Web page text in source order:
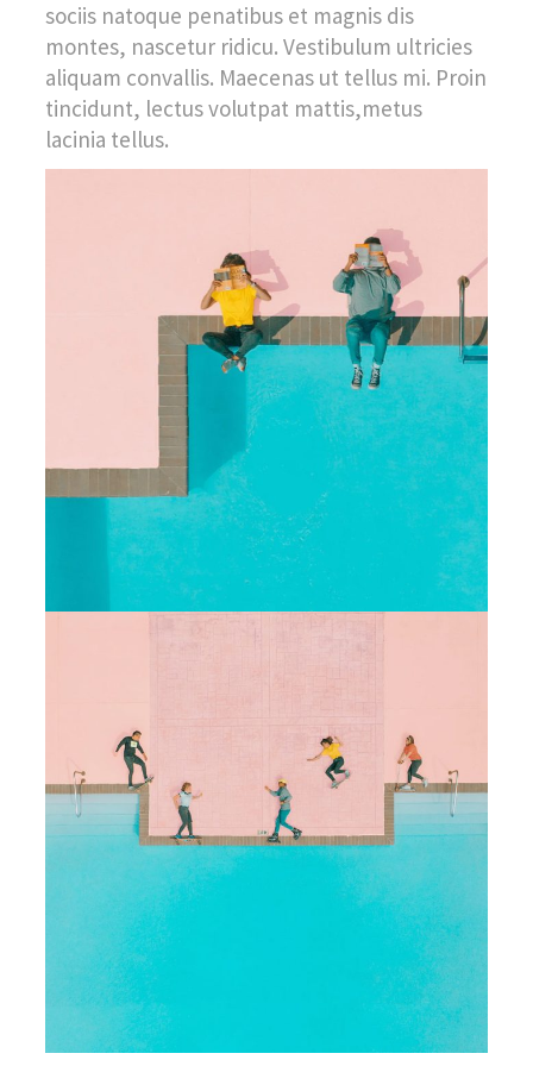
sociis natoque penatibus et magnis dis
montes, nascetur ridicu. Vestibulum ultricies
aliquam convallis. Maecenas ut tellus mi. Proin
tincidunt, lectus volutpat mattis,metus
lacinia tellus.